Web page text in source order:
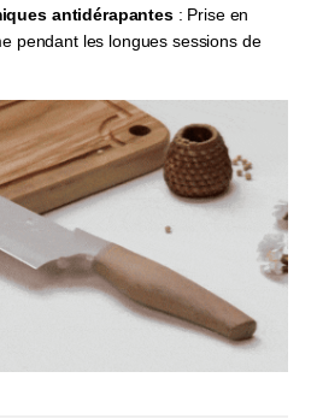
antidérapantes: Prise en
pendant les longues sessions de